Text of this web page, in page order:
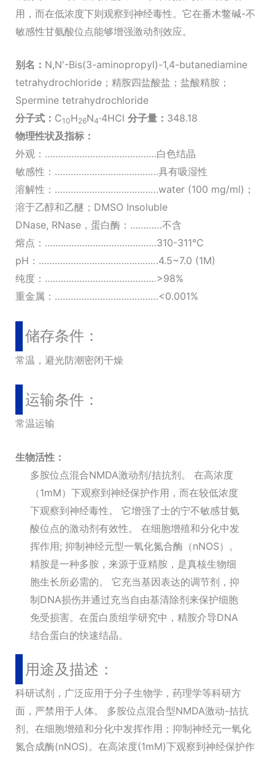
用，而在低浓度下则观察到神经毒性。它在番木鳖碱-不
敏感性甘氨酸位点能够增强激动剂效应。
别名： N,N′-Bis(3-aminopropyl)-1,4-butanediamine
tetrahydrochloride；精胺四盐酸盐；盐酸精胺；
Spermine tetrahydrochloride
分子式： C10H26N4·4HCl 分子量： 348.18
物理性状及指标：
外观：……………………………………白色结晶
敏感性：…………………………………具有吸湿性
溶解性：…………………………………water (100 mg/ml)；
溶于乙醇和乙醚；DMSO Insoluble
DNase, RNase，蛋白酶：…………不含
熔点：……………………………………310-311°C
pH：………………………………………4.5~7.0 (1M)
纯度：……………………………………>98%
重金属：…………………………………<0.001%
储存条件：
常温，避光防潮密闭干燥
运输条件：
常温运输
生物活性：
多胺位点混合NMDA激动剂/拮抗剂。 在高浓度
（1mM）下观察到神经保护作用，而在较低浓度
下观察到神经毒性。 它增强了士的宁不敏感甘氨
酸位点的激动剂有效性。 在细胞增殖和分化中发
挥作用; 抑制神经元型一氧化氮合酶（nNOS）。
精胺是一种多胺，来源于亚精胺，是真核生物细
胞生长所必需的。 它充当基因表达的调节剂，抑
制DNA损伤并通过充当自由基清除剂来保护细胞
免受损害。在蛋白质组学研究中，精胺介导DNA
结合蛋白的快速结晶。
用途及描述：
科研试剂，广泛应用于分子生物学，药理学等科研方
面，严禁用于人体。 多胺位点混合型NMDA激动-拮抗
剂。在细胞增殖和分化中发挥作用；抑制神经元一氧化
氮合成酶(nNOS)。在高浓度(1mM)下观察到神经保护作